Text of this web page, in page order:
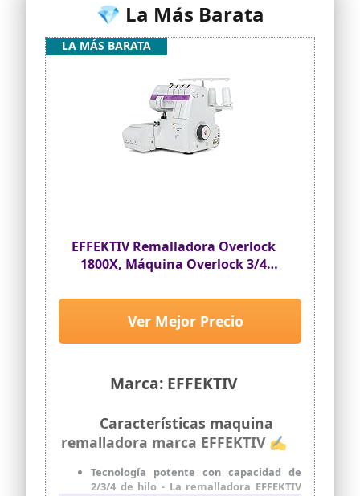
💎 La Más Barata
EFFEKTIV Remalladora Overlock
1800X, Máquina Overlock 3/4
Automático, 1300 Puntadas/min,
Plataforma de Manga
Marca: EFFEKTIV
Ver Mejor Precio
LA MÁS BARATA
Características maquina
remalladora marca EFFEKTIV ✍
Tecnología potente con capacidad de
2/3/4 de hilo - La remalladora EFFEKTIV